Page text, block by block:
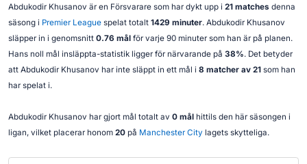
Abdukodir Khusanov är en Försvarare som har dykt upp i 21 matches denna
säsong i Premier Leaguespelat totalt 1429 minuter. Abdukodir Khusanov
släpper in i genomsnitt 0.76 mål för varje 90 minuter som han är på planen.
Hans noll mål insläppta-statistik ligger för närvarande på 38%. Det betyder
att Abdukodir Khusanov har inte släppt in ett mål i 8 matcher av 21som han
har spelat i.
Abdukodir Khusanov har gjort mål totalt av 0 mål hittils den här säsongen i
ligan, vilket placerar honom 20på Manchester City lagets skytteliga.